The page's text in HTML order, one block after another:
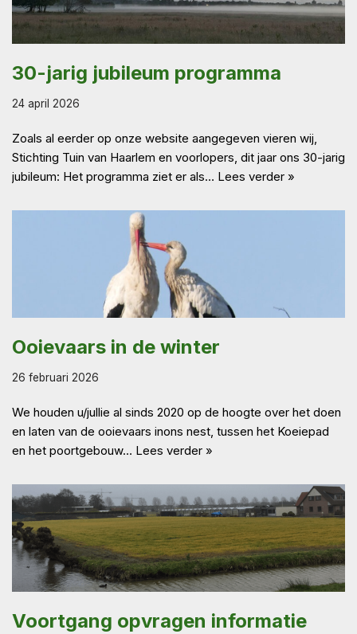
30-jarig jubileum programma
24 april 2026
Zoals al eerder op onze website aangegeven vieren wij,
Stichting Tuin van Haarlem en voorlopers, dit jaar ons 30-jarig
jubileum: Het programma ziet er als… Lees verder »
Ooievaars in de winter
26 februari 2026
We houden u/jullie al sinds 2020 op de hoogte over het doen
en laten van de ooievaars inons nest, tussen het Koeiepad
en het poortgebouw… Lees verder »
Voortgang opvragen informatie